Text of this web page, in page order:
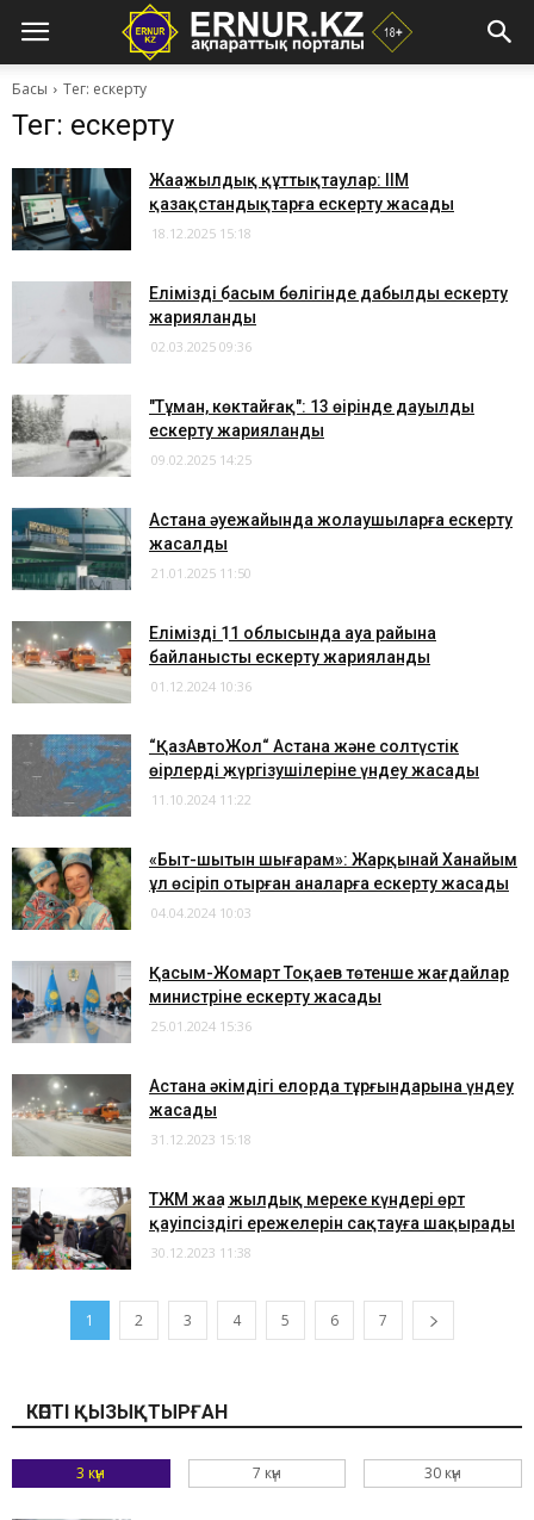
Басы Тег: ескерту
Тег: ескерту
Жаңажылдық құттықтаулар: ІІМ
қазақстандықтарға ескерту жасады
18.12.2025 15:18
Еліміздің басым бөлігінде дабылды ескерту
жарияланды
02.03.2025 09:36
"Тұман, көктайғақ": 13 өңірінде дауылды
ескерту жарияланды
09.02.2025 14:25
Астана әуежайында жолаушыларға ескерту
жасалды
21.01.2025 11:50
Еліміздің 11 облысында ауа райына
байланысты ескерту жарияланды
01.12.2024 10:36
“ҚазАвтоЖол“ Астана және солтүстік
өңірлердің жүргізушілеріне үндеу жасады
11.10.2024 11:22
​«Быт-шытын шығарам»: Жарқынай Ханайым
ұл өсіріп отырған аналарға ескерту жасады
04.04.2024 10:03
Қасым-Жомарт Тоқаев төтенше жағдайлар
министріне ескерту жасады
25.01.2024 15:36
​Астана әкімдігі елорда тұрғындарына үндеу
жасады
31.12.2023 15:18
ТЖМ жаңа жылдық мереке күндері өрт
қауіпсіздігі ережелерін сақтауға шақырады
30.12.2023 11:38
1 2 3 4 5 6 7
КӨПТІ ҚЫЗЫҚТЫРҒАН
3 күн 7 күн 30 күн